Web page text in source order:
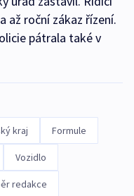
až roční zákaz řízení.
pátrala také v
kraj Formule
Vozidlo
redakce